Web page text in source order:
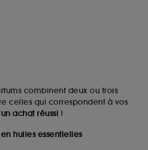
combinent deux ou trois
celles qui correspondent à vos
achat réussi !
huiles essentielles